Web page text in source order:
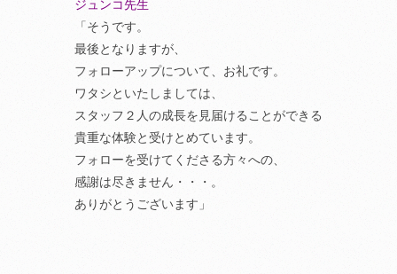
ジュンコ先生
「そうです。
最後となりますが、
フォローアップについて、お礼です。
ワタシといたしましては、
スタッフ２人の成長を見届けることができる
貴重な体験と受けとめています。
フォローを受けてくださる方々への、
感謝は尽きません・・・。
ありがとうございます」